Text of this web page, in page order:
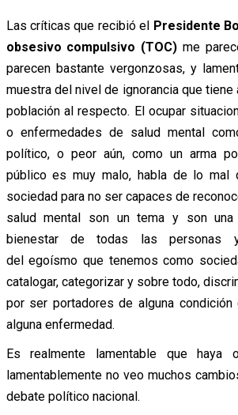
Las críticas que recibió el Presidente
obsesivo compulsivo (TOC) me
parecen bastante vergonzosas, y
muestra del nivel de ignorancia que tiene
población al respecto. El ocupar
o enfermedades de salud mental
político, o peor aún, como un arma
público es muy malo, habla de lo mal
sociedad para no ser capaces de
salud mental son un tema y son
bienestar de todas las personas
delegoísmo que tenemos como
catalogar, categorizar y sobre todo,
por ser portadores de alguna
alguna enfermedad.
Es realmente lamentable que haya
lamentablemente no veo muchos
debate político nacional.